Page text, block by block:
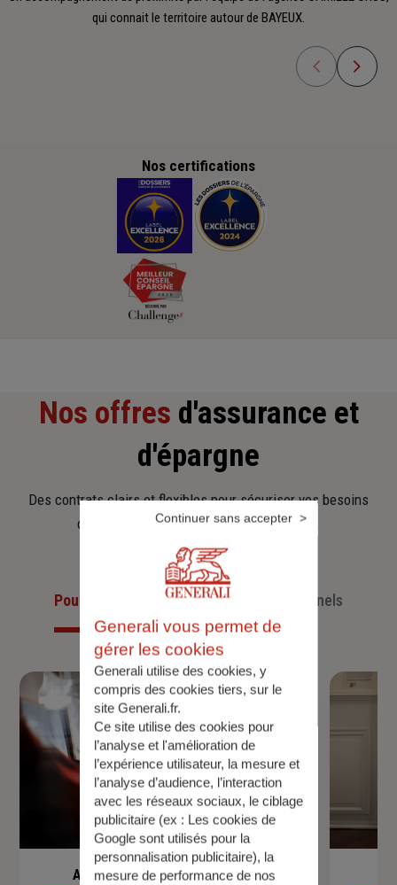
qui connait le territoire autour de BAYEUX.
Nos certifications
Nos offres d'assurance et
d'épargne
Des contrats clairs et flexibles pour sécuriser vos besoins
d’aujourd’hui et anticiper ceux de demain.
Pour les particuliersPour les professionnels
Assurance de prêt immobilier
Generali vous permet de
gérer les cookies
Generali utilise des cookies, y
compris des cookies tiers, sur le
site Generali.fr.
Ce site utilise des cookies pour
l’analyse et l'amélioration de
l’expérience utilisateur, la mesure et
l’analyse d’audience, l’interaction
avec les réseaux sociaux, le ciblage
publicitaire (ex : Les cookies de
Google sont utilisés pour la
personnalisation publicitaire), la
mesure de performance de nos
Continuer sans accepter